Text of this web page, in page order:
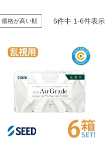
価格が高い順 6件中 1-6件表示